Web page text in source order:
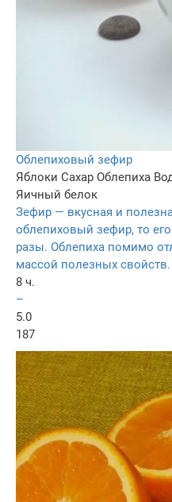
Облепиховый зефир
Яблоки Сахар Облепиха
Яичный белок
Зефир — вкусная и
облепиховый зефир, то
разы. Облепиха помимо
массой полезных свойств.
8 ч.
–
5.0
187